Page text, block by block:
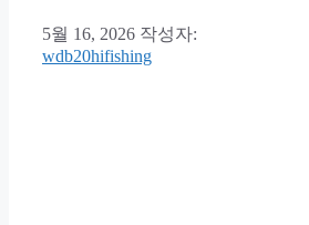
5월 16, 2026 작성자:
wdb20hifishing